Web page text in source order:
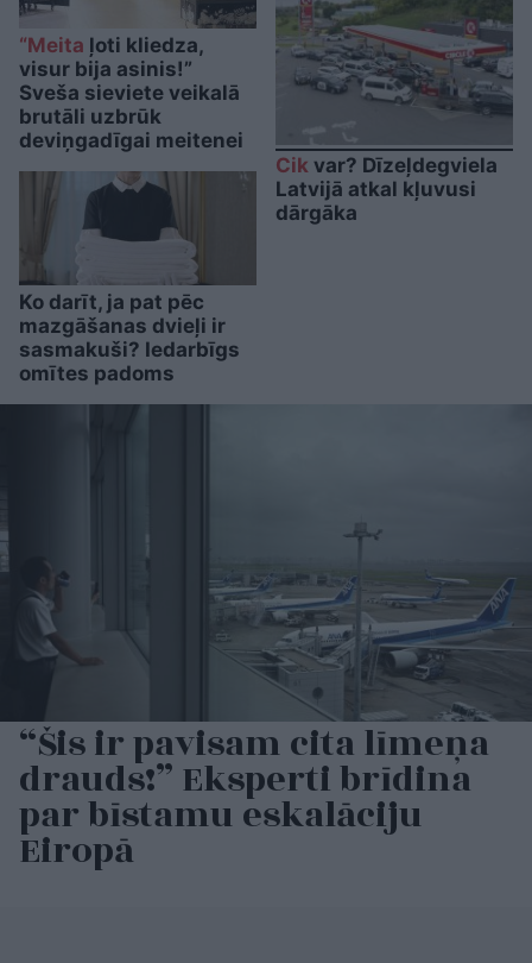
“Meita ļoti kliedza,
visur bija asinis!”
Sveša sieviete veikalā
brutāli uzbrūk
deviņgadīgai meitenei
Ko darīt, ja pat pēc
mazgāšanas dvieļi ir
sasmakuši? Iedarbīgs
omītes padoms
Cik var? Dīzeļdegviela
Latvijā atkal kļuvusi
dārgāka
“Šis ir pavisam cita līmeņa
drauds!” Eksperti brīdina
par bīstamu eskalāciju
Eiropā